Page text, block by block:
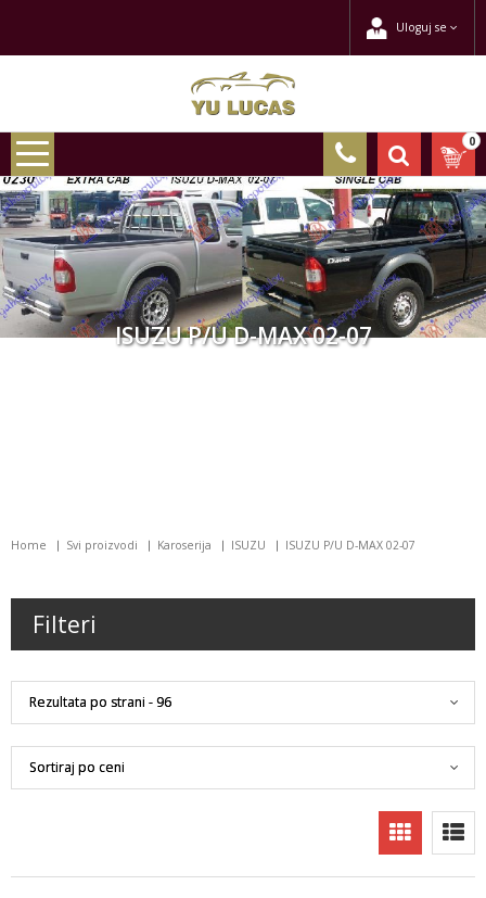
Uloguj se
0
ISUZU P/U D-MAX 02-07
Home Svi proizvodi Karoserija ISUZU ISUZU P/U D-MAX 02-07
Filteri